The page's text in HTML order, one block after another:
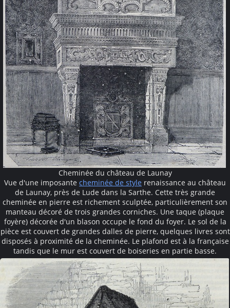
Cheminée du château de Launay
Vue d'une imposante cheminée de style renaissance au château
de Launay, près de Lude dans la Sarthe. Cette très grande
cheminée en pierre est richement sculptée, particulièrement son
manteau décoré de trois grandes corniches. Une taque (plaque
foyère) décorée d'un blason occupe le fond du foyer. Le sol de la
pièce est couvert de grandes dalles de pierre, quelques livres sont
disposés à proximité de la cheminée. Le plafond est à la française
tandis que le mur est couvert de boiseries en partie basse.